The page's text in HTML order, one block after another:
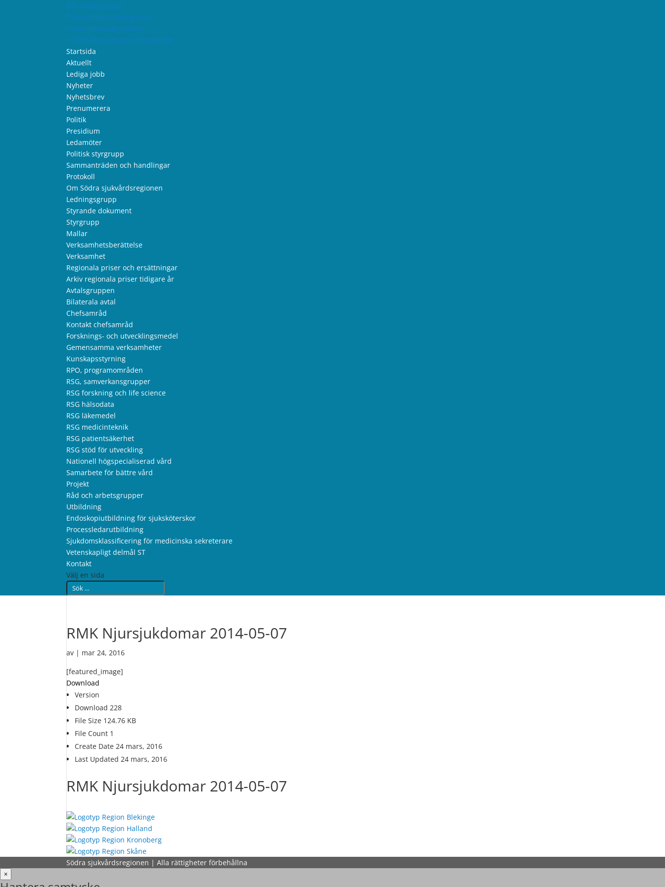
Om webbplatsen
Tillgänglighetsredogörelse
Information om cookies
Information om personuppgifter
Startsida
Aktuellt
Lediga jobb
Nyheter
Nyhetsbrev
Prenumerera
Politik
Presidium
Ledamöter
Politisk styrgrupp
Sammanträden och handlingar
Protokoll
Om Södra sjukvårdsregionen
Ledningsgrupp
Styrande dokument
Styrgrupp
Mallar
Verksamhetsberättelse
Verksamhet
Regionala priser och ersättningar
Arkiv regionala priser tidigare år
Avtalsgruppen
Bilaterala avtal
Chefsamråd
Kontakt chefsamråd
Forsknings- och utvecklingsmedel
Gemensamma verksamheter
Kunskapsstyrning
RPO, programområden
RSG, samverkansgrupper
RSG forskning och life science
RSG hälsodata
RSG läkemedel
RSG medicinteknik
RSG patientsäkerhet
RSG stöd för utveckling
Nationell högspecialiserad vård
Samarbete för bättre vård
Projekt
Råd och arbetsgrupper
Utbildning
Endoskopiutbildning för sjuksköterskor
Processledarutbildning
Sjukdomsklassificering för medicinska sekreterare
Vetenskapligt delmål ST
Kontakt
Välj en sida
RMK Njursjukdomar 2014-05-07
av | mar 24, 2016
[featured_image]
Download
Version
Download228
File Size 124.76 KB
File Count 1
Create Date24 mars, 2016
Last Updated24 mars, 2016
RMK Njursjukdomar 2014-05-07
Södra sjukvårdsregionen | Alla rättigheter förbehållna
×